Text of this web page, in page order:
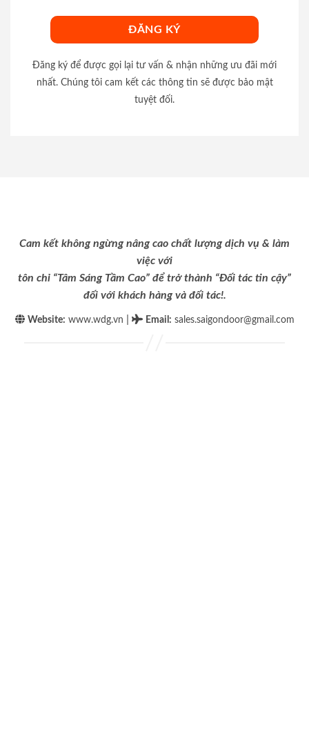
Đăng ký để được gọi lại tư vấn & nhận những ưu đãi mới
nhất. Chúng tôi cam kết các thông tin sẽ được bảo mật
tuyệt đối.
Cam kết không ngừng nâng cao chất lượng dịch vụ & làm
việc với
tôn chỉ “Tâm Sáng Tầm Cao” để trở thành “Đối tác tin cậy”
đối với khách hàng và đối tác!.
Website: www.wdg.vn Email : sales.saigondoor@gmail.com